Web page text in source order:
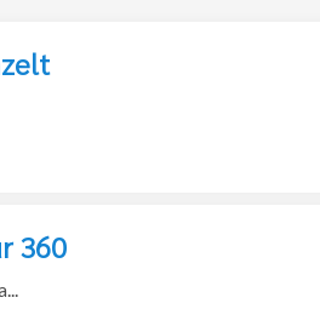
360